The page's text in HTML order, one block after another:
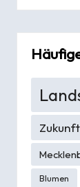
Zukunft
Blumen